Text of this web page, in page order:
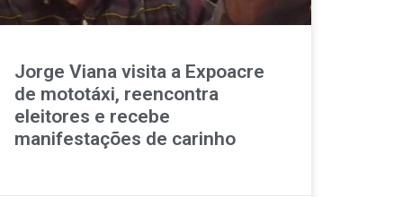
Jorge Viana visita a Expoacre
de mototáxi, reencontra
eleitores e recebe
manifestações de carinho